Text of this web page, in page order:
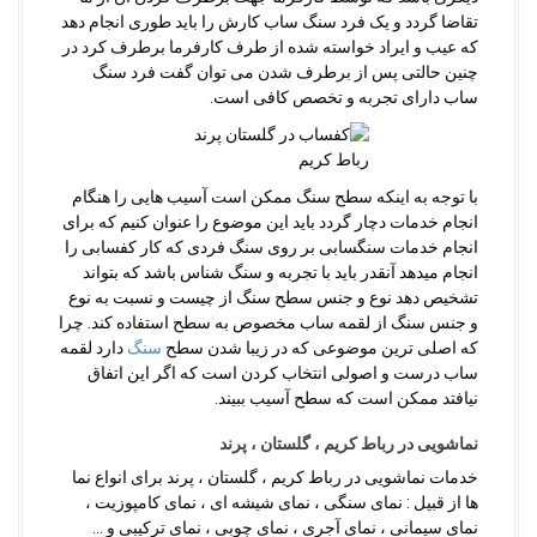
تقاضا گردد و یک فرد سنگ ساب کارش را باید طوری انجام دهد
که عیب و ایراد خواسته شده از طرف کارفرما برطرف کرد در
چنین حالتی پس از برطرف شدن می توان گفت فرد سنگ
ساب دارای تجربه و تخصص کافی است.
با توجه به اینکه سطح سنگ ممکن است آسیب هایی را هنگام
انجام خدمات دچار گردد باید این موضوع را عنوان کنیم که برای
انجام خدمات سنگسابی بر روی سنگ فردی که کار کفسابی را
انجام میدهد آنقدر باید با تجربه و سنگ شناس باشد که بتواند
تشخیص دهد نوع و جنس سطح سنگ از چیست و نسبت به نوع
و جنس سنگ از لقمه ساب مخصوص به سطح استفاده کند. چرا
که اصلی ترین موضوعی که در زیبا شدن سطح سنگ دارد لقمه
ساب درست و اصولی انتخاب کردن است که اگر این اتفاق
نیافتد ممکن است که سطح آسیب ببیند.
نماشویی در رباط کریم ، گلستان ، پرند
خدمات نماشویی در رباط کریم ، گلستان ، پرند برای انواع نما
ها از قبیل : نمای سنگی ، نمای شیشه ای ، نمای کامپوزیت ،
نمای سیمانی ، نمای آجری ، نمای چوبی ، نمای ترکیبی و …